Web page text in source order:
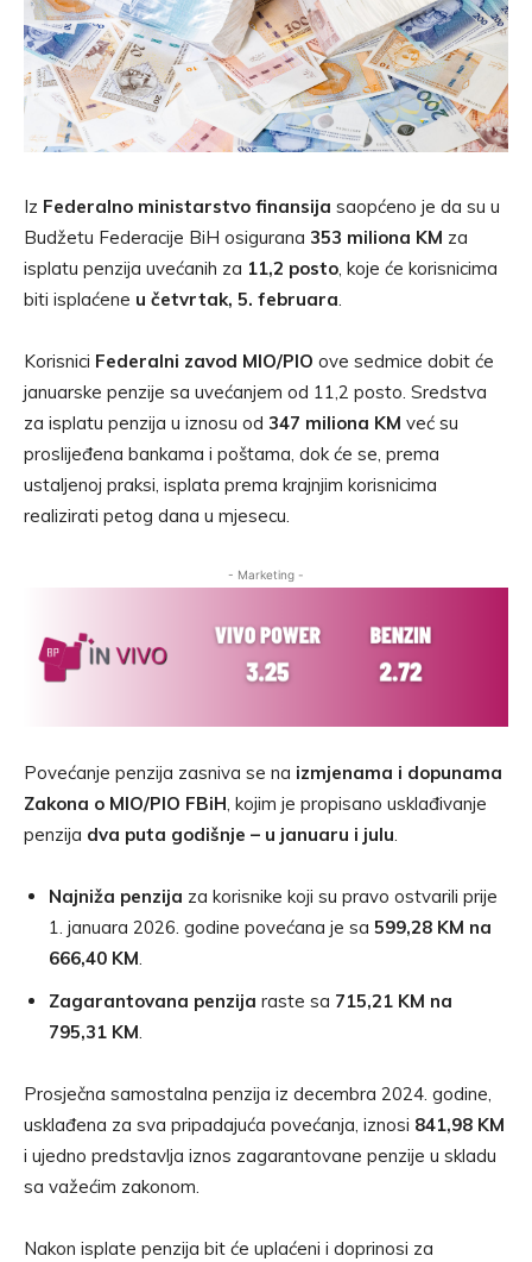
Iz Federalno ministarstvo finansija saopćeno je da su u
Budžetu Federacije BiH osigurana 353 miliona KM za
isplatu penzija uvećanih za 11,2 posto, koje će korisnicima
biti isplaćene u četvrtak, 5. februara.
Korisnici Federalni zavod MIO/PIO ove sedmice dobit će
januarske penzije sa uvećanjem od 11,2 posto. Sredstva
za isplatu penzija u iznosu od 347 miliona KM već su
proslijeđena bankama i poštama, dok će se, prema
ustaljenoj praksi, isplata prema krajnjim korisnicima
realizirati petog dana u mjesecu.
- Marketing -
Povećanje penzija zasniva se na izmjenama i dopunama
Zakona o MIO/PIO FBiH, kojim je propisano usklađivanje
penzija dva puta godišnje – u januaru i julu.
Najniža penzija za korisnike koji su pravo ostvarili prije
1. januara 2026. godine povećana je sa 599,28 KM na
666,40 KM.
Zagarantovana penzija raste sa 715,21 KM na
795,31 KM.
Prosječna samostalna penzija iz decembra 2024. godine,
usklađena za sva pripadajuća povećanja, iznosi 841,98 KM
i ujedno predstavlja iznos zagarantovane penzije u skladu
sa važećim zakonom.
Nakon isplate penzija bit će uplaćeni i doprinosi za